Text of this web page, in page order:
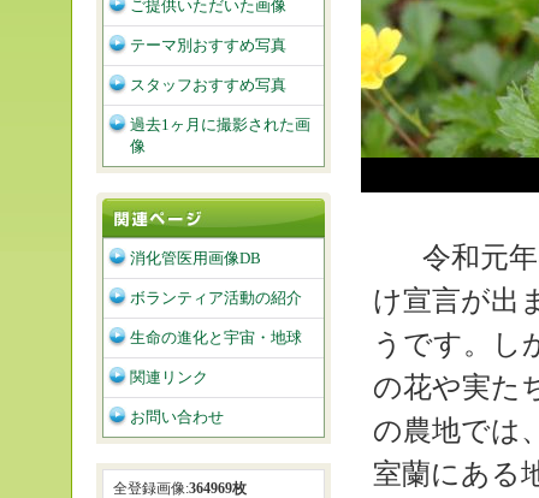
令和元年
け宣言が出
うです。し
の花や実た
の農地では
室蘭にある
ご提供いただいた画像
テーマ別おすすめ写真
スタッフおすすめ写真
過去1ヶ月に撮影された画
像
消化管医用画像DB
ボランティア活動の紹介
生命の進化と宇宙・地球
関連リンク
お問い合わせ
全登録画像:364969枚